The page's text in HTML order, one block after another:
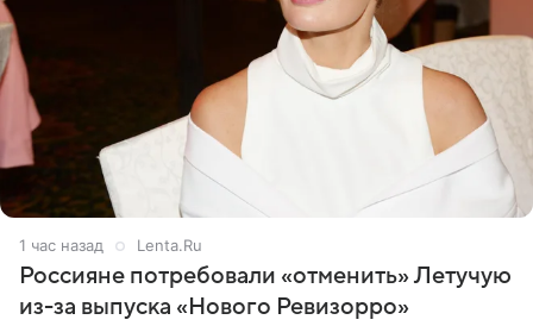
1 час назад Lenta.Ru
Россияне потребовали «отменить» Летучую
из-за выпуска «Нового Ревизорро»